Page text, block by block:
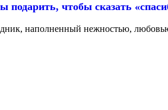
чтобы сказать
наполненный нежностью, любовью